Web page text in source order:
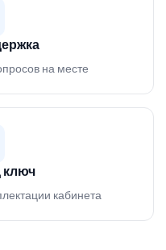
на месте
ключ
кабинета